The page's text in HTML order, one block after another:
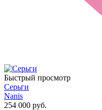
Быстрый просмотр
Серьги
Nanis
254 000 руб.